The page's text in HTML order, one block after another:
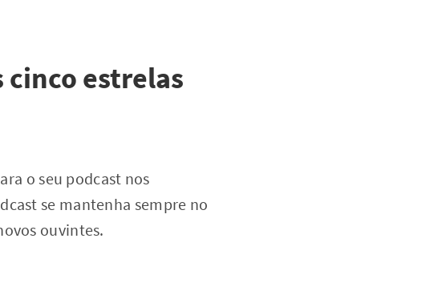
cinco estrelas
o seu podcast nos
se mantenha sempre no
ouvintes.